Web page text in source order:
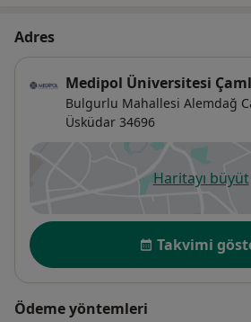
Adres
Medipol Üniversitesi
Bulgurlu Mahallesi Alemdağ
Üsküdar 34696
Haritayı büyüt
yeni bir
Uygunluk
Takvimi
Ödeme yöntemleri